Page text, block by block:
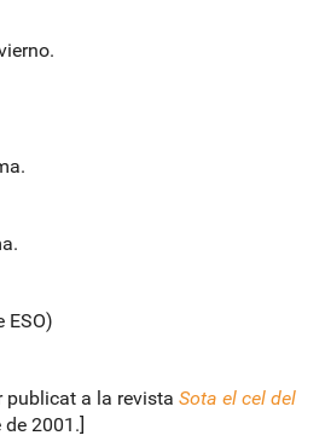
ESO)
publicat a la revista Sota el cel del
de 2001.]